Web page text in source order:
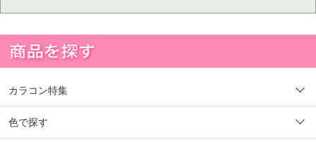
カラコン特集
色で探す